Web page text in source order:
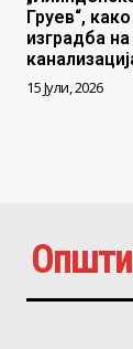
Груев“,
изградба
15 Јули, 2026